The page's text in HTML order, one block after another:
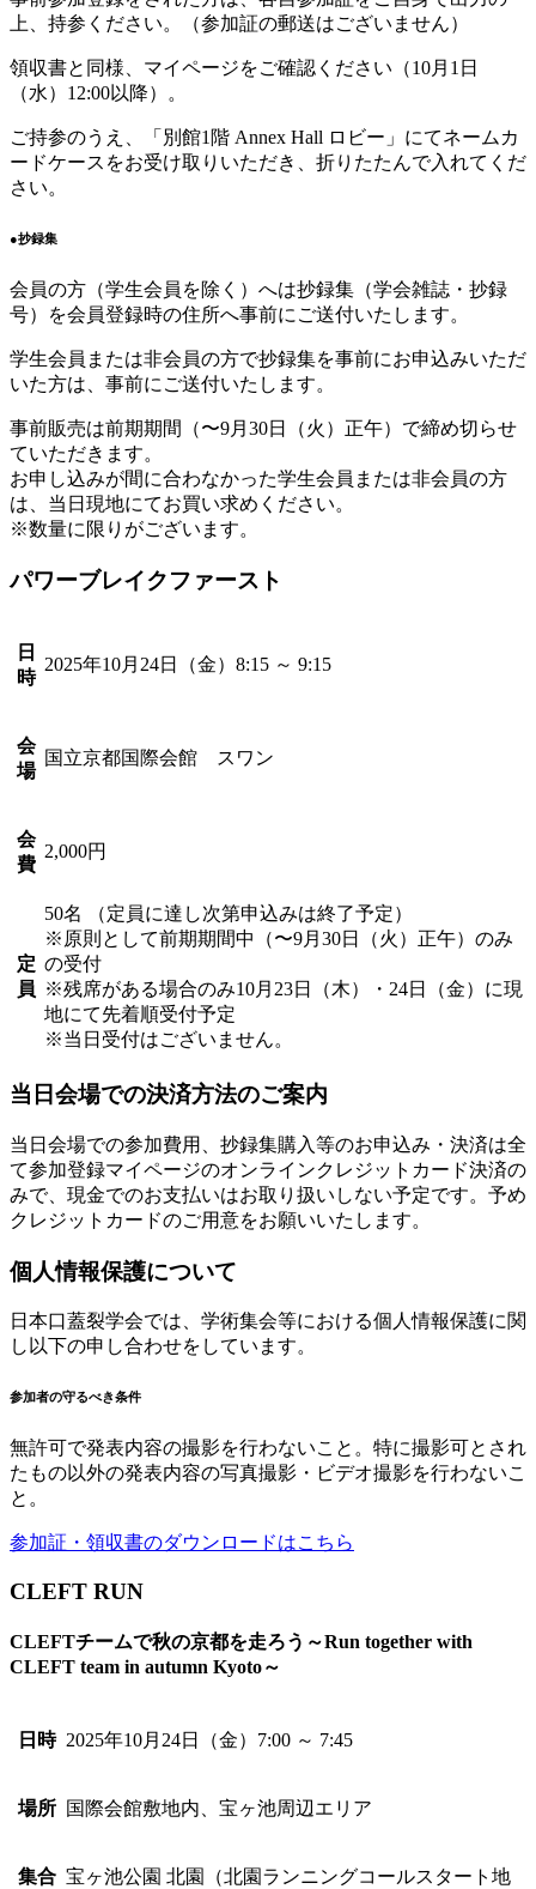
上、持参ください。（参加証の郵送はございません）
領収書と同様、マイページをご確認ください（10月1日
（水）12:00以降）。
ご持参のうえ、「別館1階 Annex Hall ロビー」にてネームカ
ードケースをお受け取りいただき、折りたたんで入れてくだ
さい。
●抄録集
会員の方（学生会員を除く）へは抄録集（学会雑誌・抄録
号）を会員登録時の住所へ事前にご送付いたします。
学生会員または非会員の方で抄録集を事前にお申込みいただ
いた方は、事前にご送付いたします。
事前販売は前期期間（〜9月30日（火）正午）で締め切らせ
ていただきます。
お申し込みが間に合わなかった学生会員または非会員の方
は、当日現地にてお買い求めください。
※数量に限りがございます。
パワーブレイクファースト
日
時
2025年10月24日（金）8:15 ～ 9:15
会
場
国立京都国際会館 スワン
会
費
2,000円
定
員
50名
（定員に達し次第申込みは終了予定）
※原則として前期期間中（〜9月30日（火）正午）のみ
の受付
※残席がある場合のみ10月23日（木）・24日（金）に現
地にて先着順受付予定
※当日受付はございません。
当日会場での決済方法のご案内
当日会場での参加費用、抄録集購入等のお申込み・決済は全
て参加登録マイページのオンラインクレジットカード決済の
みで、現金でのお支払いはお取り扱いしない予定です。予め
クレジットカードのご用意をお願いいたします。
個人情報保護について
日本口蓋裂学会では、学術集会等における個人情報保護に関
し以下の申し合わせをしています。
参加者の守るべき条件
無許可で発表内容の撮影を行わないこと。特に撮影可とされ
たもの以外の発表内容の写真撮影・ビデオ撮影を行わないこ
と。
参加証・領収書のダウンロードはこちら
CLEFT RUN
CLEFTチームで秋の京都を走ろう ～Run together with
CLEFT team in autumn Kyoto～
日時 2025年10月24日（金）7:00 ～ 7:45
場所 国際会館敷地内、 宝ヶ池周辺エリア
集合 宝ヶ池公園 北園
（北園ランニングコールスタート地